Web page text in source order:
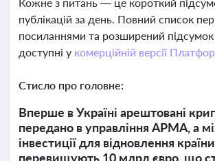
публікацій за день. Повний список
посиланнями та розширений
доступні у комерційній версії
Стисло про головне:
Вперше в Україні арештовані
передано в управління АРМА, а
інвестиції для відновлення країни
перевищують 10 млрд євро, що